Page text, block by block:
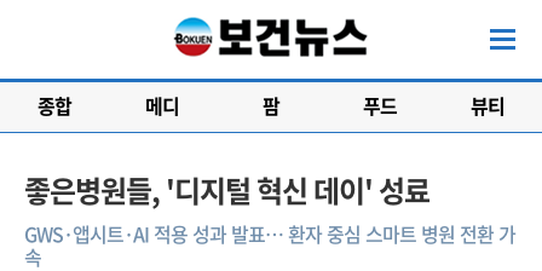
종합 메디 팜 푸드 뷰티
좋은병원들, '디지털 혁신 데이' 성료
GWS·앱시트·AI 적용 성과 발표… 환자 중심 스마트 병원 전환 가
속